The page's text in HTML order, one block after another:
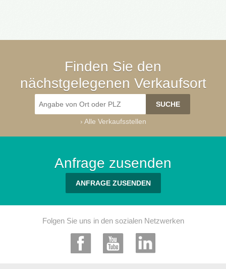
Finden Sie den
nächstgelegenen Verkaufsort
› Alle Verkaufsstellen
Anfrage zusenden
ANFRAGE ZUSENDEN
Folgen Sie uns in den sozialen Netzwerken